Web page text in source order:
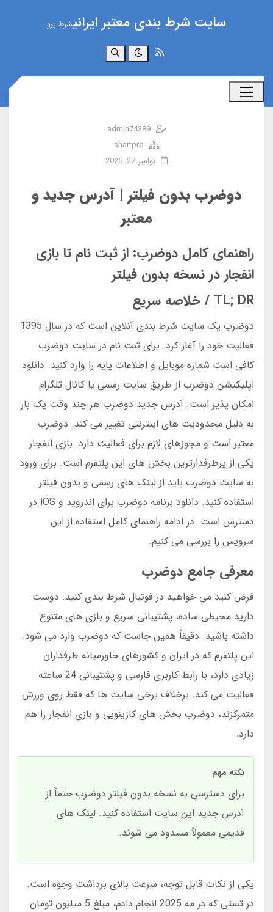
سایت شرط بندی معتبر ایرانیشرط پرو
جستجو
admin74389
shartpro
نوامبر 27, 2025
دوضرب بدون فیلتر | آدرس جدید و
معتبر
راهنمای کامل دوضرب: از ثبت نام تا بازی
انفجار در نسخه بدون فیلتر
TL; DR / خلاصه سریع
دوضرب یک سایت شرط بندی آنلاین است که در سال 1395
فعالیت خود را آغاز کرد. برای ثبت نام در سایت دوضرب
کافی است شماره موبایل و اطلاعات پایه را وارد کنید. دانلود
اپلیکیشن دوضرب از طریق سایت رسمی یا کانال تلگرام
امکان پذیر است. آدرس جدید دوضرب هر چند وقت یک بار
به دلیل محدودیت های اینترنتی تغییر می کند. دوضرب
معتبر است و مجوزهای لازم برای فعالیت دارد. بازی انفجار
یکی از پرطرفدارترین بخش های این پلتفرم است. برای ورود
به سایت دوضرب باید از لینک های رسمی و بدون فیلتر
استفاده کنید. دانلود برنامه دوضرب برای اندروید و iOS در
دسترس است. در ادامه راهنمای کامل استفاده از این
سرویس را بررسی می کنیم.
معرفی جامع دوضرب
فرض کنید می خواهید در فوتبال شرط بندی کنید. دوست
دارید محیطی ساده، پشتیبانی سریع و بازی های متنوع
داشته باشید. دقیقاً همین جاست که دوضرب وارد می شود.
این پلتفرم که در ایران و کشورهای خاورمیانه طرفداران
زیادی دارد، با رابط کاربری فارسی و پشتیبانی 24 ساعته
فعالیت می کند. برخلاف برخی سایت ها که فقط روی ورزش
متمرکزند، دوضرب بخش های کازینویی و بازی انفجار را هم
دارد.
نکته مهم
برای دسترسی به نسخه بدون فیلتر دوضرب حتماً از
آدرس جدید این سایت استفاده کنید. لینک های
قدیمی معمولاً مسدود می شوند.
یکی از نکات قابل توجه، سرعت بالای برداشت وجوه است.
در تستی که در مه 2025 انجام دادم، مبلغ 5 میلیون تومان